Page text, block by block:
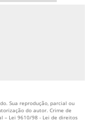
Sua reprodução, parcial ou
do autor. Crime de
– Lei 9610/98 - Lei de direitos